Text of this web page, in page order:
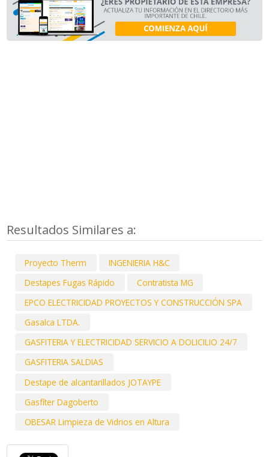
Resultados Similares a:
Proyecto Therm
INGENIERIA H&C
Destapes Fugas Rápido
Contratista MG
EPCO ELECTRICIDAD PROYECTOS Y CONSTRUCCIÓN SPA
Gasalca LTDA.
GASFITERIA Y ELECTRICIDAD SERVICIO A DOLICILIO 24/7
GASFITERIA SALDIAS
Destape de alcantarillados JOTAYPE
Gasfíter Dagoberto
OBESAR Limpieza de Vidrios en Altura